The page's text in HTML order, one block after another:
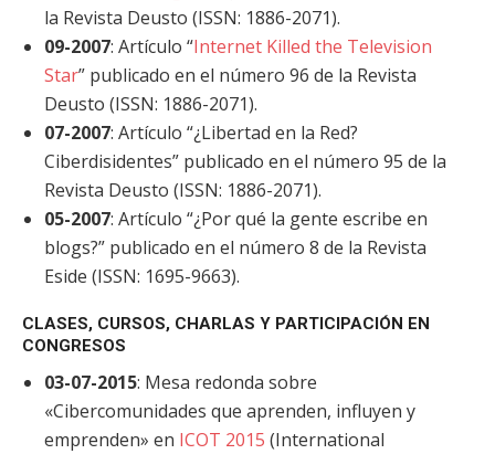
la Revista Deusto (ISSN: 1886-2071).
09-2007: Artículo “Internet Killed the Television
Star” publicado en el número 96 de la Revista
Deusto (ISSN: 1886-2071).
07-2007: Artículo “¿Libertad en la Red?
Ciberdisidentes” publicado en el número 95 de la
Revista Deusto (ISSN: 1886-2071).
05-2007: Artículo “¿Por qué la gente escribe en
blogs?” publicado en el número 8 de la Revista
Eside (ISSN: 1695-9663).
CLASES, CURSOS, CHARLAS Y PARTICIPACIÓN EN
CONGRESOS
03-07-2015: Mesa redonda sobre
«Cibercomunidades que aprenden, influyen y
emprenden» en ICOT 2015 (International